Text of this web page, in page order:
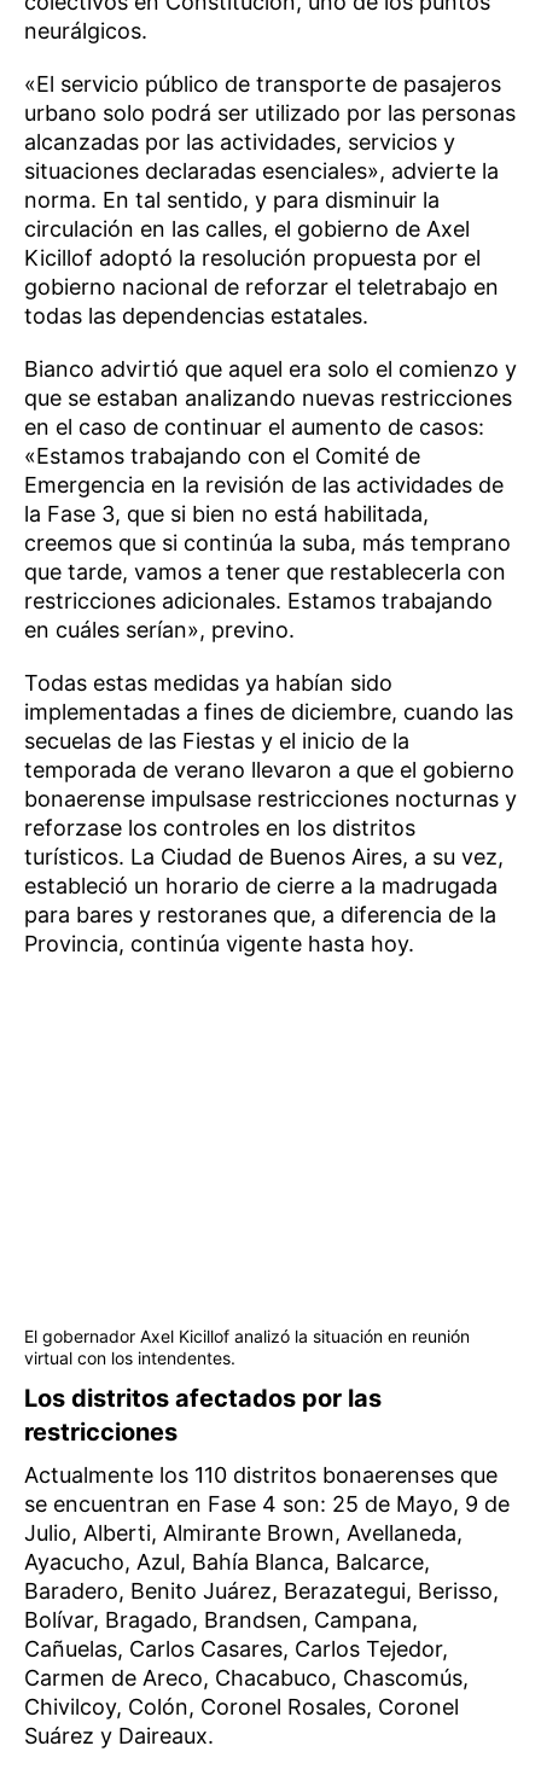
neurálgicos.
«El servicio público de transporte de pasajeros
urbano solo podrá ser utilizado por las personas
alcanzadas por las actividades, servicios y
situaciones declaradas esenciales», advierte la
norma. En tal sentido, y para disminuir la
circulación en las calles, el gobierno de Axel
Kicillof adoptó la resolución propuesta por el
gobierno nacional de reforzar el teletrabajo en
todas las dependencias estatales.
Bianco advirtió que aquel era solo el comienzo y
que se estaban analizando nuevas restricciones
en el caso de continuar el aumento de casos:
«Estamos trabajando con el Comité de
Emergencia en la revisión de las actividades de
la Fase 3, que si bien no está habilitada,
creemos que si continúa la suba, más temprano
que tarde, vamos a tener que restablecerla con
restricciones adicionales. Estamos trabajando
en cuáles serían», previno.
Todas estas medidas ya habían sido
implementadas a fines de diciembre, cuando las
secuelas de las Fiestas y el inicio de la
temporada de verano llevaron a que el gobierno
bonaerense impulsase restricciones nocturnas y
reforzase los controles en los distritos
turísticos. La Ciudad de Buenos Aires, a su vez,
estableció un horario de cierre a la madrugada
para bares y restoranes que, a diferencia de la
Provincia, continúa vigente hasta hoy.
El gobernador Axel Kicillof analizó la situación en reunión
virtual con los intendentes.
Los distritos afectados por las
restricciones
Actualmente los 110 distritos bonaerenses que
se encuentran en Fase 4 son: 25 de Mayo, 9 de
Julio, Alberti, Almirante Brown, Avellaneda,
Ayacucho, Azul, Bahía Blanca, Balcarce,
Baradero, Benito Juárez, Berazategui, Berisso,
Bolívar, Bragado, Brandsen, Campana,
Cañuelas, Carlos Casares, Carlos Tejedor,
Carmen de Areco, Chacabuco, Chascomús,
Chivilcoy, Colón, Coronel Rosales, Coronel
Suárez y Daireaux.